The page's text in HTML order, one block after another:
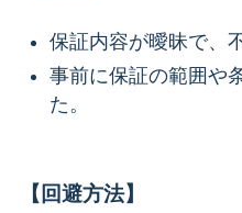
保証内容が曖昧で、
事前に保証の範囲や
た。
【回避方法】